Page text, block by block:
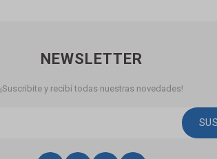
NEWSLETTER
¡Suscribite y recibí todas nuestras novedades!